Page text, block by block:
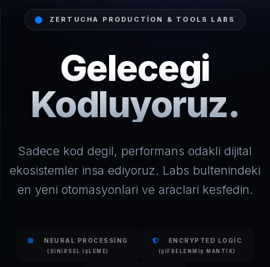
ZERTUCHA PRODUCTION & TOOLS LABS
Gelecegi
Kodluyoruz.
Sadece kod degil, performans odakli dijital
ekosistemler insa ediyoruz. Labs bultenindeki
en yeni otomasyonlari ve araclari kesfedin.
NEURAL PROCESSING
(SINIRSEL İŞLEME)
ENCRYPTED LOGIC
(ŞIFRELENMIŞ MANTIK)